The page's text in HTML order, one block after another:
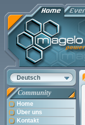
Deutsch
Community
Home
Über uns
Kontakt